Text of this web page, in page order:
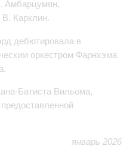
Амбарцумян,
Карклин.
дебютировала в
оркестром Фарнхэма
Батиста Вильома,
январь 2026